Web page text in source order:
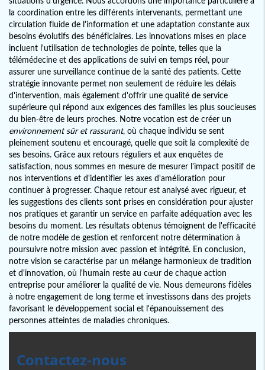
la coordination entre les différents intervenants, permettant une
circulation fluide de l'information et une adaptation constante aux
besoins évolutifs des bénéficiaires. Les innovations mises en place
incluent l'utilisation de technologies de pointe, telles que la
télémédecine et des applications de suivi en temps réel, pour
assurer une surveillance continue de la santé des patients. Cette
stratégie innovante permet non seulement de réduire les délais
d'intervention, mais également d'offrir une qualité de service
supérieure qui répond aux exigences des familles les plus soucieuses
du bien-être de leurs proches. Notre vocation est de créer un
environnement sûr et rassurant, où chaque individu se sent
pleinement soutenu et encouragé, quelle que soit la complexité de
ses besoins. Grâce aux retours réguliers et aux enquêtes de
satisfaction, nous sommes en mesure de mesurer l'impact positif de
nos interventions et d'identifier les axes d'amélioration pour
continuer à progresser. Chaque retour est analysé avec rigueur, et
les suggestions des clients sont prises en considération pour ajuster
nos pratiques et garantir un service en parfaite adéquation avec les
besoins du moment. Les résultats obtenus témoignent de l'efficacité
de notre modèle de gestion et renforcent notre détermination à
poursuivre notre mission avec passion et intégrité. En conclusion,
notre vision se caractérise par un mélange harmonieux de tradition
et d'innovation, où l'humain reste au cœur de chaque action
entreprise pour améliorer la qualité de vie. Nous demeurons fidèles
à notre engagement de long terme et investissons dans des projets
favorisant le développement social et l'épanouissement des
personnes atteintes de maladies chroniques.
Contactez-nous